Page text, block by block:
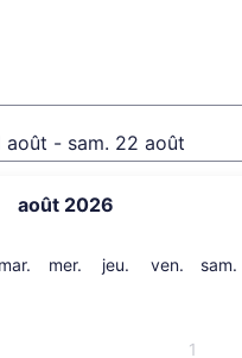
août - sam. 22 août
août 2026
mar. mardi
mer. mercredi
jeu. jeudiven. vendredi
sam.
1